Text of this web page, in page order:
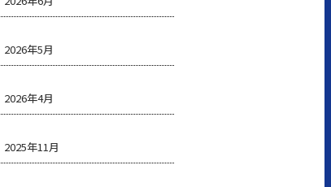
2026年5月
2026年4月
2025年11月